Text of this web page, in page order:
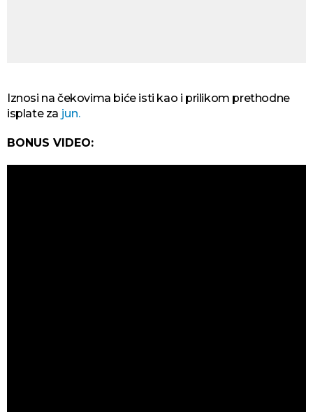
Iznosi na čekovima biće isti kao i prilikom prethodne
isplate za jun.
BONUS VIDEO: